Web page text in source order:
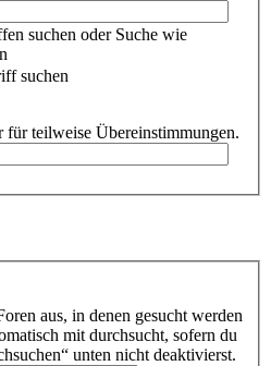
suchen oder Suche wie
suchen
für teilweise Übereinstimmungen.
aus, in denen gesucht werden
mit durchsucht, sofern du
unten nicht deaktivierst.